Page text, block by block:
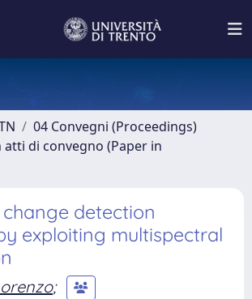
04 Convegni (Proceedings)
atti di convegno (Paper in
detection
exploiting multispectral
;